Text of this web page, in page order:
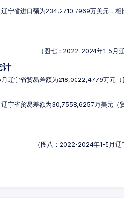
宁省进口额为234,2710.7969万美元，
（图七：2022-2024年1-5月
计
辽宁省贸易差额为218,0022,4779万元
宁省贸易差额为30,7558,6257万美元（
（图八：2022-2024年1-5月辽